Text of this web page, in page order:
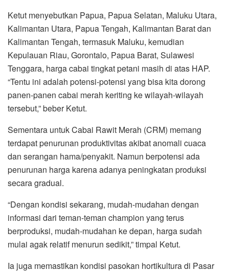
Ketut menyebutkan Papua, Papua Selatan, Maluku Utara,
Kalimantan Utara, Papua Tengah, Kalimantan Barat dan
Kalimantan Tengah, termasuk Maluku, kemudian
Kepulauan Riau, Gorontalo, Papua Barat, Sulawesi
Tenggara, harga cabai tingkat petani masih di atas HAP.
“Tentu ini adalah potensi-potensi yang bisa kita dorong
panen-panen cabai merah keriting ke wilayah-wilayah
tersebut,” beber Ketut.
Sementara untuk Cabai Rawit Merah (CRM) memang
terdapat penurunan produktivitas akibat anomali cuaca
dan serangan hama/penyakit. Namun berpotensi ada
penurunan harga karena adanya peningkatan produksi
secara gradual.
“Dengan kondisi sekarang, mudah-mudahan dengan
informasi dari teman-teman champion yang terus
berproduksi, mudah-mudahan ke depan, harga sudah
mulai agak relatif menurun sedikit,” timpal Ketut.
Ia juga memastikan kondisi pasokan hortikultura di Pasar